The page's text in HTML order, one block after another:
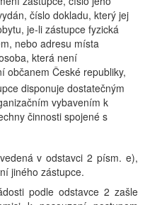
číslo dokladu, který jej
je-li zástupce fyzická
nebo adresu místa
která není
občanem České republiky,
disponuje dostatečným
vybavením k
činnosti spojené s
v odstavci 2 písm. e),
jiného zástupce.
podle odstavce 2 zašle